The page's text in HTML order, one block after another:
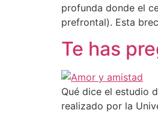
profunda donde el
prefrontal). Esta
Te has
Qué dice el estudio
realizado por la